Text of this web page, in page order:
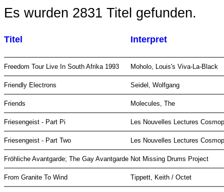
Es wurden 2831 Titel gefunden.
Titel Interpret
Freedom Tour Live In South Afrika 1993 Moholo, Louis's Viva-La-Black
Friendly Electrons Seidel, Wolfgang
Friends Molecules, The
Friesengeist - Part Pi Les Nouvelles Lectures
Friesengeist - Part Two Les Nouvelles Lectures
Fröhliche Avantgarde; The Gay Avantgarde Not Missing Drums Project
From Granite To Wind Tippett, Keith / Octet